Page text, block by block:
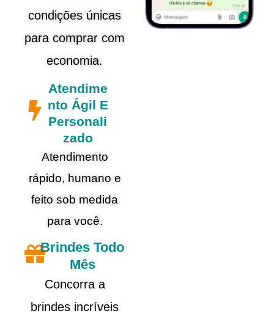
condições únicas
para comprar com
economia.
Atendime
nto Ágil E
Personali
zado
Atendimento
rápido, humano e
feito sob medida
para você.
Brindes Todo
Mês
Concorra a
brindes incríveis